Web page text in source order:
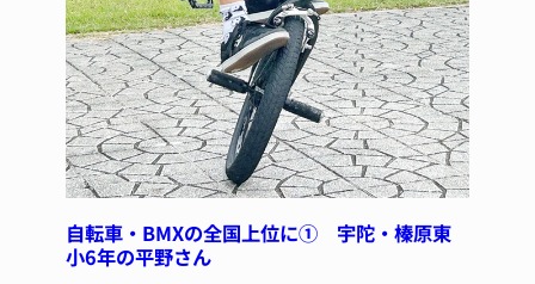
自転車・BMXの全国上位に① 宇陀・榛原東
小6年の平野さん